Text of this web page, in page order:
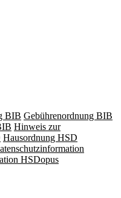
BIB Gebührenordnung BIB
Hinweis zur
Hausordnung HSD
HSDopus